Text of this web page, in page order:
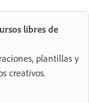
libres de
plantillas y
creativos.